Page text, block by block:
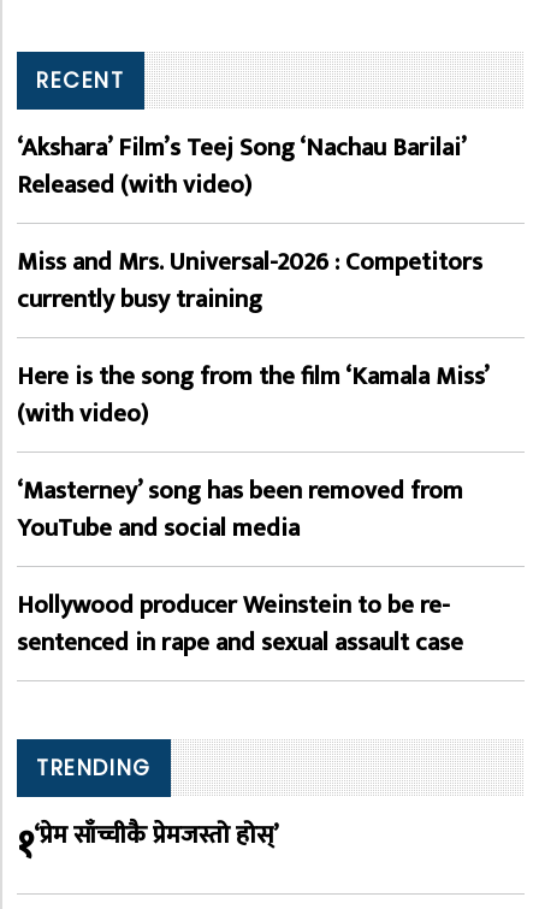
RECENT
‘Akshara’ Film’s Teej Song ‘Nachau Barilai’
Released (with video)
Miss and Mrs. Universal-2026 : Competitors
currently busy training
Here is the song from the film ‘Kamala Miss’
(with video)
‘Masterney’ song has been removed from
YouTube and social media
Hollywood producer Weinstein to be re-
sentenced in rape and sexual assault case
TRENDING
१‘प्रेम साँच्चीकै प्रेमजस्तो होस्’